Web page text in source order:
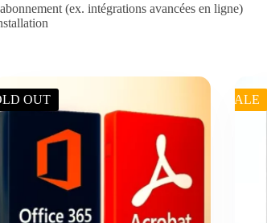
(ex. intégrations avancées en ligne)
OUT SALE